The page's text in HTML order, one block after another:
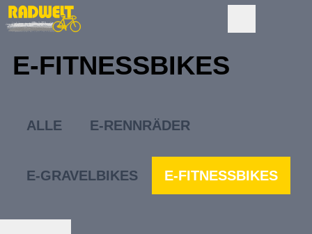
E-FITNESSBIKES
ALLE E-RENNRÄDER
E-GRAVELBIKES E-FITNESSBIKES